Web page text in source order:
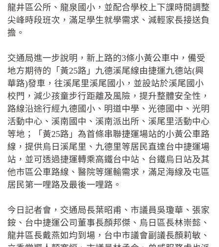
龍井區公所、龍泉國小，並配合學校上下課時間調整
尖峰時段班次，滿足學生就學需求、減輕家長接送負
擔。
交通局進一步說明，新上路的3條小黃公車中，備受
地方期待的「黃25路」九德溪尾線由捷運九德站(興
華路)發車，往溪尾里溪尾國小，並設站於溪尾國小
校門，減少孩童步行距離及風險，提升整體安全性，
路線沿途行經九德國小、明道中學、光德國中、光明
活動中心、溪南國中、溪南派出所、溪尾里活動中心
等地；「黃25路」為首條串聯捷運場站的小黃公車路
線，提供烏日溪尾里、九德里等居民直達台中捷運場
站，並可透過捷運轉乘高鐵台中站、台鐵烏日站及其
他市區公車路線、醫院等運輸需求，滿足海線及屯區
居民第一哩路及最後一哩路。
今日記者會，交通局長葉昭甫、市議員吳瓊華、張家
銨、台中捷運公司董事長顏邦傑、烏日區長林崇懿、
龍井區長戴燕如均到場，台中市議會副議長顏莉敏、